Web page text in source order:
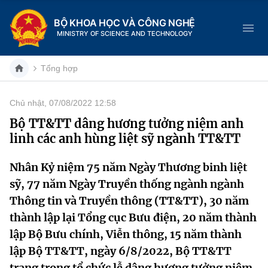
BỘ KHOA HỌC VÀ CÔNG NGHỆ
MINISTRY OF SCIENCE AND TECHNOLOGY
Danh mục
Trang chủ
Giới thiệu
Chức năng nhiệm vụ
Cơ cấu tổ chức
Lịch sử phát triển
Tin tức sự kiện
Khoa học và Công nghệ
Đổi mới sáng tạo
Dịch vụ công
Hệ thống văn bản
Tổng hợp
Chủ nhật, 07/08/2022 12:58
Bộ TT&TT dâng hương tưởng niệm anh
linh các anh hùng liệt sỹ ngành TT&TT
Nhân Kỷ niệm 75 năm Ngày Thương binh liệt
sỹ, 77 năm Ngày Truyền thống ngành ngành
Thông tin và Truyền thông (TT&TT), 30 năm
thành lập lại Tổng cục Bưu điện, 20 năm thành
lập Bộ Bưu chính, Viễn thông, 15 năm thành
lập Bộ TT&TT, ngày 6/8/2022, Bộ TT&TT